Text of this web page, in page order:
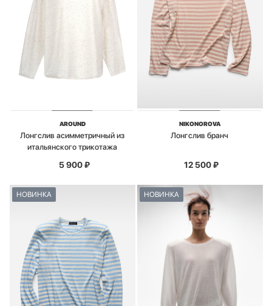
AROUND
Лонгслив асимметричный из
итальянского трикотажа
5 900₽
NIKONOROVA
Лонгслив бранч
12 500₽
НОВИНКА НОВИНКА